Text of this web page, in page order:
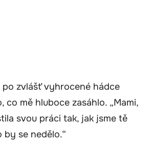
zvlášť vyhrocené hádce
co mě hluboce zasáhlo. „Mami,
svou práci tak, jak jsme tě
by se nedělo.“